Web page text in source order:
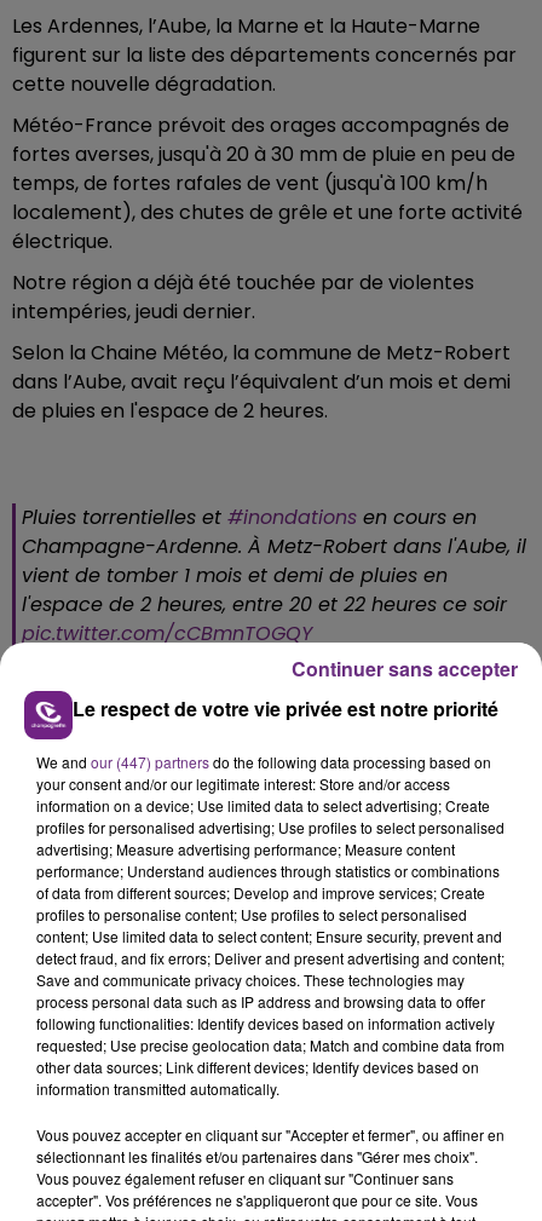
Les Ardennes, l’Aube, la Marne et la Haute-Marne
figurent sur la liste des départements concernés par
cette nouvelle dégradation.
Météo-France prévoit des orages accompagnés de
fortes averses, jusqu'à 20 à 30 mm de pluie en peu de
temps, de fortes rafales de vent (jusqu'à 100 km/h
localement), des chutes de grêle et une forte activité
électrique.
Notre région a déjà été touchée par de violentes
intempéries, jeudi dernier.
Selon la Chaine Météo, la commune de Metz-Robert
dans l’Aube, avait reçu l’équivalent d’un mois et demi
de pluies en l'espace de 2 heures.
Pluies torrentielles et #inondations en cours en
Champagne-Ardenne. À Metz-Robert dans l'Aube, il
vient de tomber 1 mois et demi de pluies en
l'espace de 2 heures, entre 20 et 22 heures ce soir
pic.twitter.com/cCBmnTOGQY
— La Chaîne Météo (@lachainemeteo)June 23,
2022
23 mm d'eau sont tombés sur Charleville-Mézières en
30 minutes.
FIL D'ACTU
11h06
JAMAIS SANS MON FRÈRE
Le respect de votre vie privée est notre priorité
We and our (447) partnersdo the following data processing based on
your consent and/or our legitimate interest: Store and/or access
information on a device; Use limited data to select advertising; Create
profiles for personalised advertising; Use profiles to select personalised
advertising; Measure advertising performance; Measure content
performance; Understand audiences through statistics or combinations
of data from different sources; Develop and improve services; Create
profiles to personalise content; Use profiles to select personalised
content; Use limited data to select content; Ensure security, prevent and
detect fraud, and fix errors; Deliver and present advertising and content;
Save and communicate privacy choices. These technologies may
process personal data such as IP address and browsing data to offer
following functionalities: Identify devices based on information actively
requested; Use precise geolocation data; Match and combine data from
other data sources; Link different devices; Identify devices based on
information transmitted automatically.
Vous pouvez accepter en cliquant sur "Accepter et fermer", ou affiner en
sélectionnant les finalités et/ou partenaires dans "Gérer mes choix".
Vous pouvez également refuser en cliquant sur "Continuer sans
accepter". Vos préférences ne s'appliqueront que pour ce site. Vous
Continuer sans accepter